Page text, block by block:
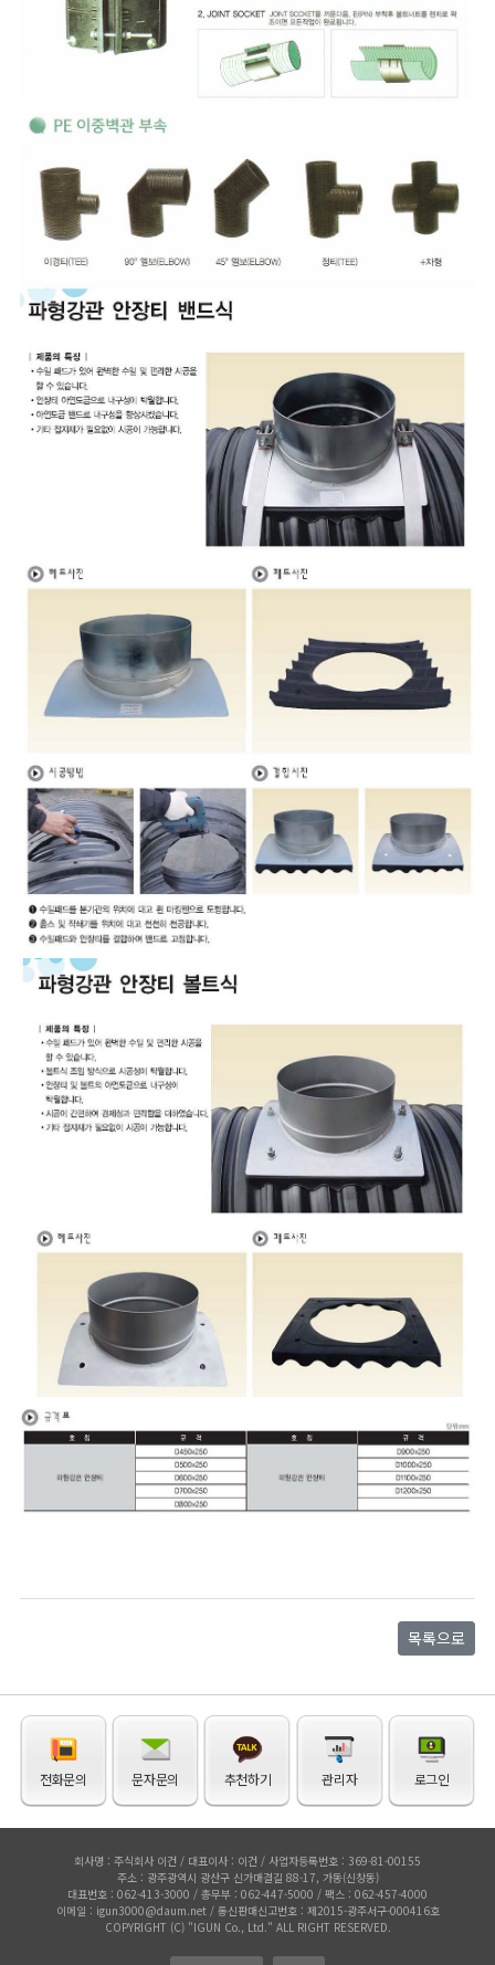
목록으로
전화문의 문자문의 추천하기 관리자 로그인
회사명 : 주식회사 이건 / 대표이사 : 이건 / 사업자등록번호 : 369-81-00155
주소 : 광주광역시 광산구 신가매결길 88-17, 가동(신창동)
대표번호 : 062-413-3000 / 총무부 : 062-447-5000 / 팩스 : 062-457-4000
이메일 : igun3000@daum.net / 통신판매신고번호 : 제2015-광주서구-000416호
COPYRIGHT (C) "IGUN Co., Ltd.” ALL RIGHT RESERVED.